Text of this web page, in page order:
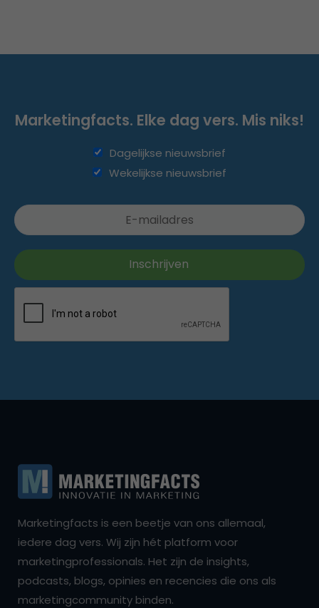
Marketingfacts. Elke dag vers. Mis niks!
Dagelijkse nieuwsbrief
Wekelijkse nieuwsbrief
Marketingfacts is een beetje van ons allemaal,
iedere dag vers. Wij zijn hét platform voor
marketingprofessionals. Het zijn de insights,
podcasts, blogs, opinies en recencies die ons als
marketingcommunity binden.